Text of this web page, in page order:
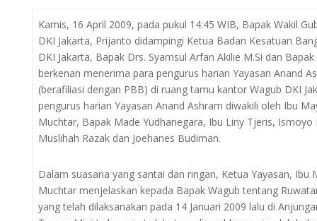
Kamis, 16 April 2009, pada pukul 14:45 WIB, Bapak Wakil
DKI Jakarta, Prijanto didampingi Ketua Badan Kesatuan
DKI Jakarta, Bapak Drs. Syamsul Arfan Akilie M.Si dan
berkenan menerima para pengurus harian Yayasan Anand
(berafiliasi dengan PBB) di ruang tamu kantor Wagub DKI
pengurus harian Yayasan Anand Ashram diwakili oleh Ibu
Muchtar, Bapak Made Yudhanegara, Ibu Liny Tjeris, Ismoyo
Muslihah Razak dan Joehanes Budiman.
Dalam suasana yang santai dan ringan, Ketua Yayasan, Ibu
Muchtar menjelaskan kepada Bapak Wagub tentang
yang telah dilaksanakan pada 14 Januari 2009 lalu di